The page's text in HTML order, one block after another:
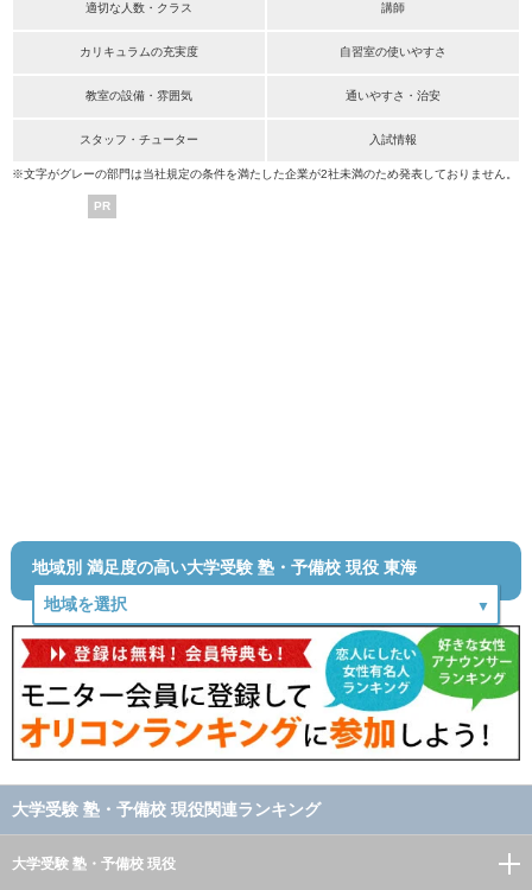
適切な人数・クラス 講師
カリキュラムの充実度 自習室の使いやすさ
教室の設備・雰囲気 通いやすさ・治安
スタッフ・チューター 入試情報
※文字がグレーの部門は当社規定の条件を満たした企業が2社未満のため発表しておりません。
PR
地域別 満足度の高い大学受験 塾・予備校 現役 東海
大学受験 塾・予備校 現役関連ランキング
大学受験 塾・予備校 現役